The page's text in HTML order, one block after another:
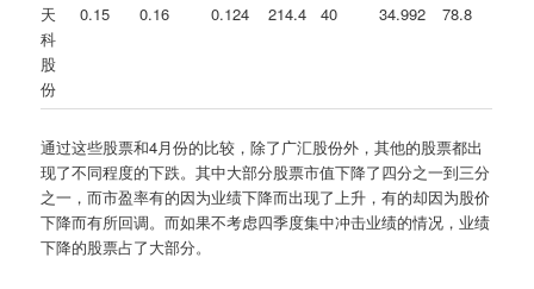
天
科
股
份
0.15 0.16 0.124 214.4 40 34.992 78.8
通过这些股票和4月份的比较，除了广汇股份外，其他的股票都出
现了不同程度的下跌。其中大部分股票市值下降了四分之一到三分
之一，而市盈率有的因为业绩下降而出现了上升，有的却因为股价
下降而有所回调。而如果不考虑四季度集中冲击业绩的情况，业绩
下降的股票占了大部分。